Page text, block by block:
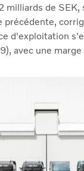
milliards de SEK,
précédente,
d'exploitation
avec une
R&D ont eu une
l'année
Notre activité
correction
de 12 mois, les
de 130,3